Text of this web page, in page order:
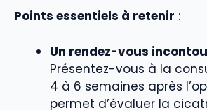
Points essentiels à retenir :
Un rendez-vous
Présentez-vous à la
4 à 6 semaines après
permet d’évaluer la